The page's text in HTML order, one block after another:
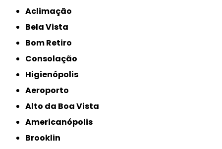
Aclimação
Bela Vista
Bom Retiro
Consolação
Higienópolis
Aeroporto
Alto da Boa Vista
Americanópolis
Brooklin